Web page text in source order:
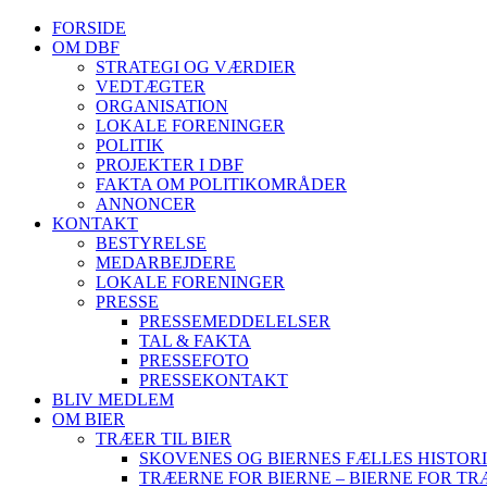
FORSIDE
OM DBF
STRATEGI OG VÆRDIER
VEDTÆGTER
ORGANISATION
LOKALE FORENINGER
POLITIK
PROJEKTER I DBF
FAKTA OM POLITIKOMRÅDER
ANNONCER
KONTAKT
BESTYRELSE
MEDARBEJDERE
LOKALE FORENINGER
PRESSE
PRESSEMEDDELELSER
TAL & FAKTA
PRESSEFOTO
PRESSEKONTAKT
BLIV MEDLEM
OM BIER
TRÆER TIL BIER
SKOVENES OG BIERNES FÆLLES
TRÆERNE FOR BIERNE – BIERNE FOR